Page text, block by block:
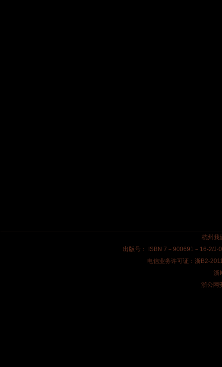
杭州我
出版号： ISBN 7－900691－16-2/
电信业务许可证：浙B2-
浙
浙公网